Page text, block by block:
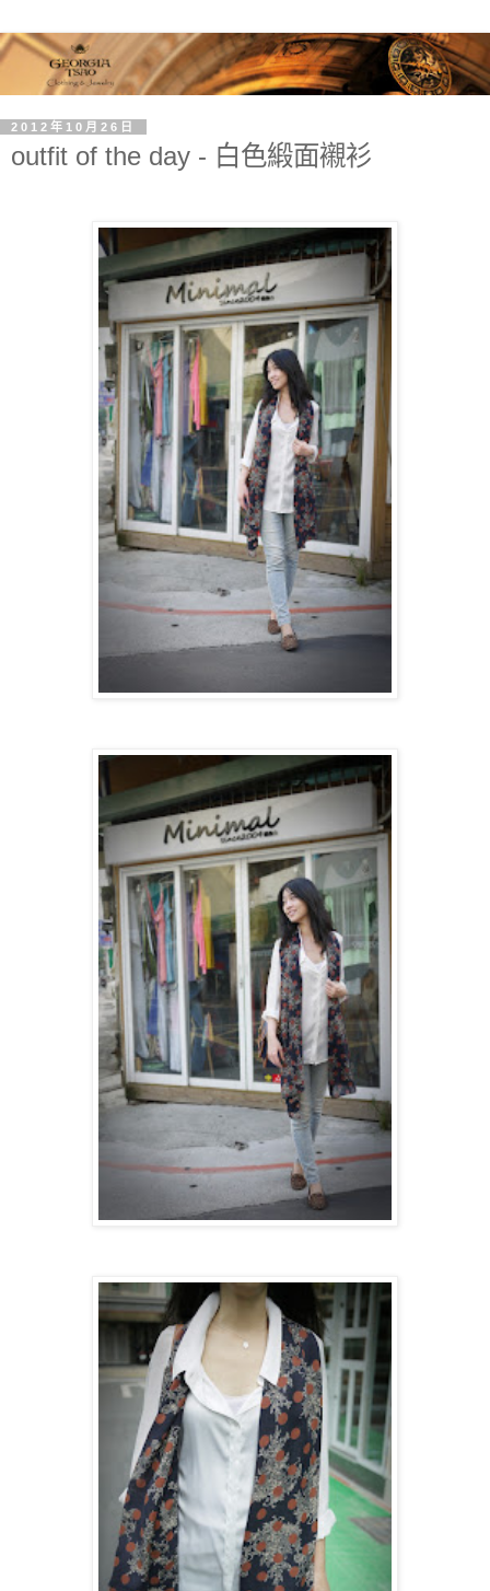
2012年10月26日
outfit of the day - 白色緞面襯衫